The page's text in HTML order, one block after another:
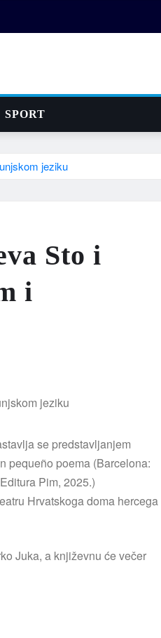
SPORT
jeziku
Sto i
i
se predstavljanjem
pequeño poema (Barcelona:
Pim, 2025.)
Hrvatskoga doma hercega
Juka, a književnu će večer